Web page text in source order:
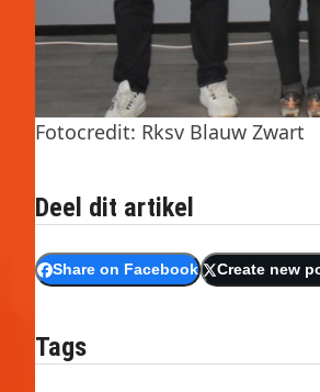
Fotocredit: Rksv Blauw Zwart
Deel dit artikel
Share on Facebook Create new
Tags